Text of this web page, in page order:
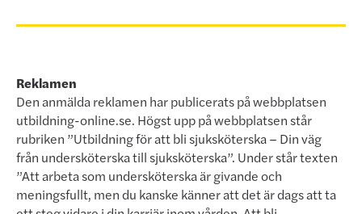
Reklamen
Den anmälda reklamen har publicerats på webbplatsen
utbildning-online.se. Högst upp på webbplatsen står
rubriken ”Utbildning för att bli sjuksköterska – Din väg
från undersköterska till sjuksköterska”. Under står texten
”Att arbeta som undersköterska är givande och
meningsfullt, men du kanske känner att det är dags att ta